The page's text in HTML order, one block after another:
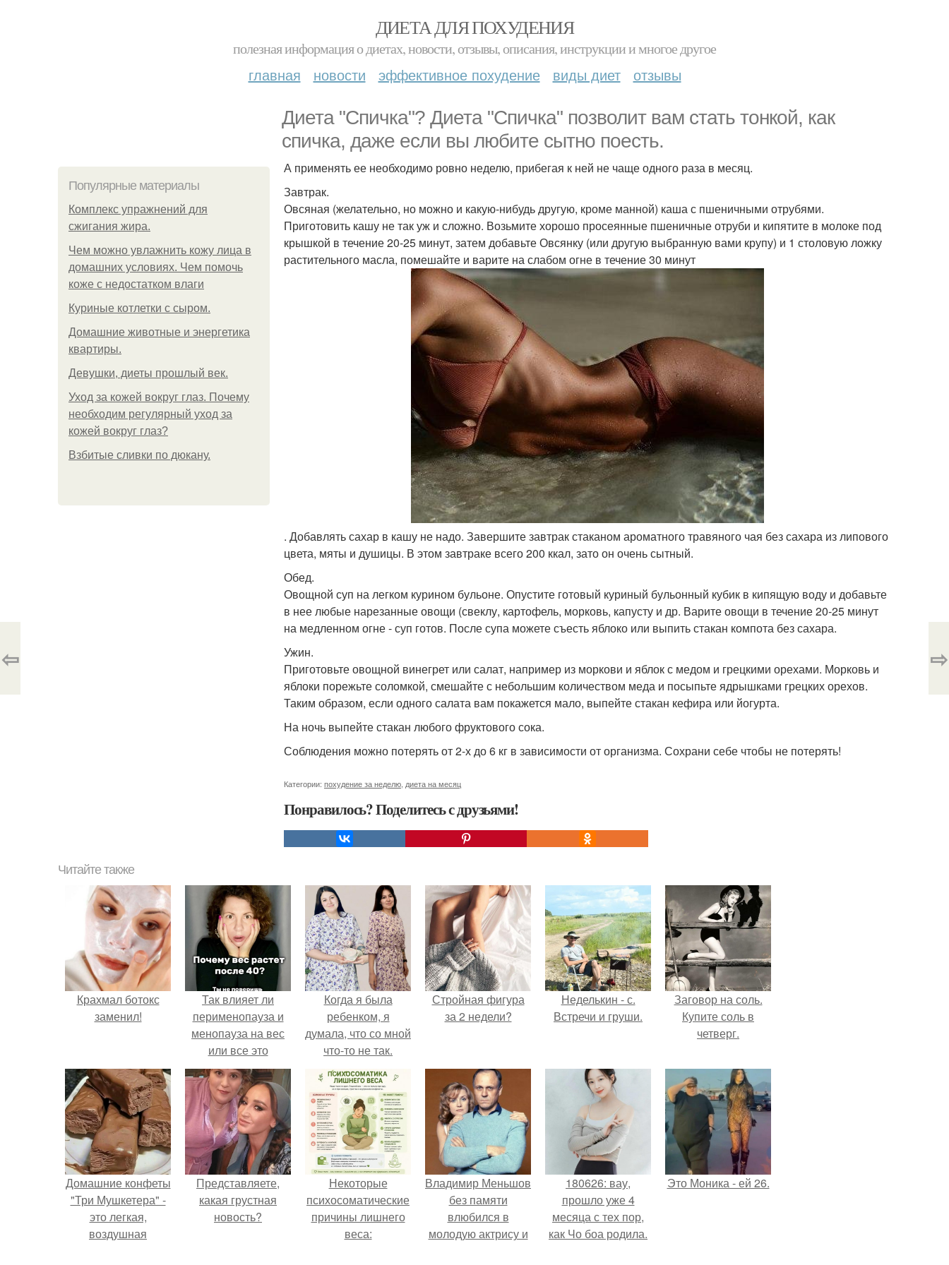
ДИЕТА ДЛЯ ПОХУДЕНИЯ
полезная информация о диетах, новости, отзывы, описания, инструкции и многое другое
главная новости эффективное похудение виды диет отзывы
Диета "Спичка"? Диета "Спичка" позволит вам стать тонкой, как
спичка, даже если вы любите сытно поесть.
Популярные материалы
Комплекс упражнений для
сжигания жира.
Чем можно увлажнить кожу лица в
домашних условиях. Чем помочь
коже с недостатком влаги
Куриные котлетки с сыром.
Домашние животные и энергетика
квартиры.
Девушки, диеты прошлый век.
Уход за кожей вокруг глаз. Почему
необходим регулярный уход за
кожей вокруг глаз?
Взбитые сливки по дюкану.
А применять ее необходимо ровно неделю, прибегая к ней не чаще одного раза в месяц.
Завтрак.
Овсяная (желательно, но можно и какую-нибудь другую, кроме манной) каша с пшеничными отрубями.
Приготовить кашу не так уж и сложно. Возьмите хорошо просеянные пшеничные отруби и кипятите в молоке под
крышкой в течение 20-25 минут, затем добавьте Овсянку (или другую выбранную вами крупу) и 1 столовую ложку
растительного масла, помешайте и варите на слабом огне в течение 30 минут
. Добавлять сахар в кашу не надо. Завершите завтрак стаканом ароматного травяного чая без сахара из липового
цвета, мяты и душицы. В этом завтраке всего 200 ккал, зато он очень сытный.
Обед.
Овощной суп на легком курином бульоне. Опустите готовый куриный бульонный кубик в кипящую воду и добавьте
в нее любые нарезанные овощи (свеклу, картофель, морковь, капусту и др. Варите овощи в течение 20-25 минут
на медленном огне - суп готов. После супа можете съесть яблоко или выпить стакан компота без сахара.
Ужин.
Приготовьте овощной винегрет или салат, например из моркови и яблок с медом и грецкими орехами. Морковь и
яблоки порежьте соломкой, смешайте с небольшим количеством меда и посыпьте ядрышками грецких орехов.
Таким образом, если одного салата вам покажется мало, выпейте стакан кефира или йогурта.
На ночь выпейте стакан любого фруктового сока.
Соблюдения можно потерять от 2-х до 6 кг в зависимости от организма. Сохрани себе чтобы не потерять!
Категории: похудение за неделю диета на месяц
Понравилось? Поделитесь с друзьями!
⇦ ⇨
Читайте также
Крахмал ботокс
заменил!
Так влияет ли
перименопауза и
менопауза на вес
или все это
ерунда?
Когда я была
ребенком, я
думала, что со мной
что-то не так.
Стройная фигура
за 2 недели?
Неделькин - с.
Встречи и груши.
Заговор на соль.
Купите соль в
четверг.
Домашние конфеты
"Три Мушкетера" -
это легкая,
воздушная
Представляете,
какая грустная
новость?
Некоторые
психосоматические
причины лишнего
веса:
Владимир Меньшов
без памяти
влюбился в
молодую актрису и
180626: вау,
прошло уже 4
месяца с тех пор,
как Чо боа родила.
Это Моника - ей 26.